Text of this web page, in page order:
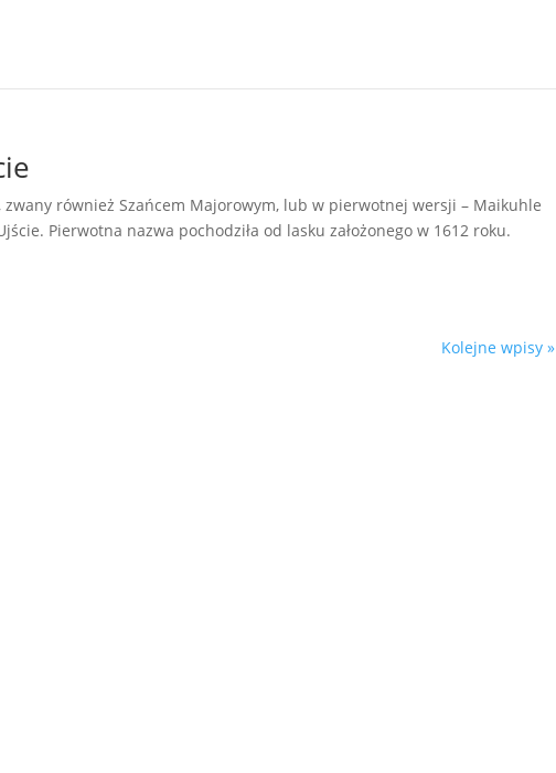
zwany również Szańcem Majorowym, lub w pierwotnej wersji – Maikuhle
Pierwotna nazwa pochodziła od lasku założonego w 1612 roku.
Kolejne wpisy »